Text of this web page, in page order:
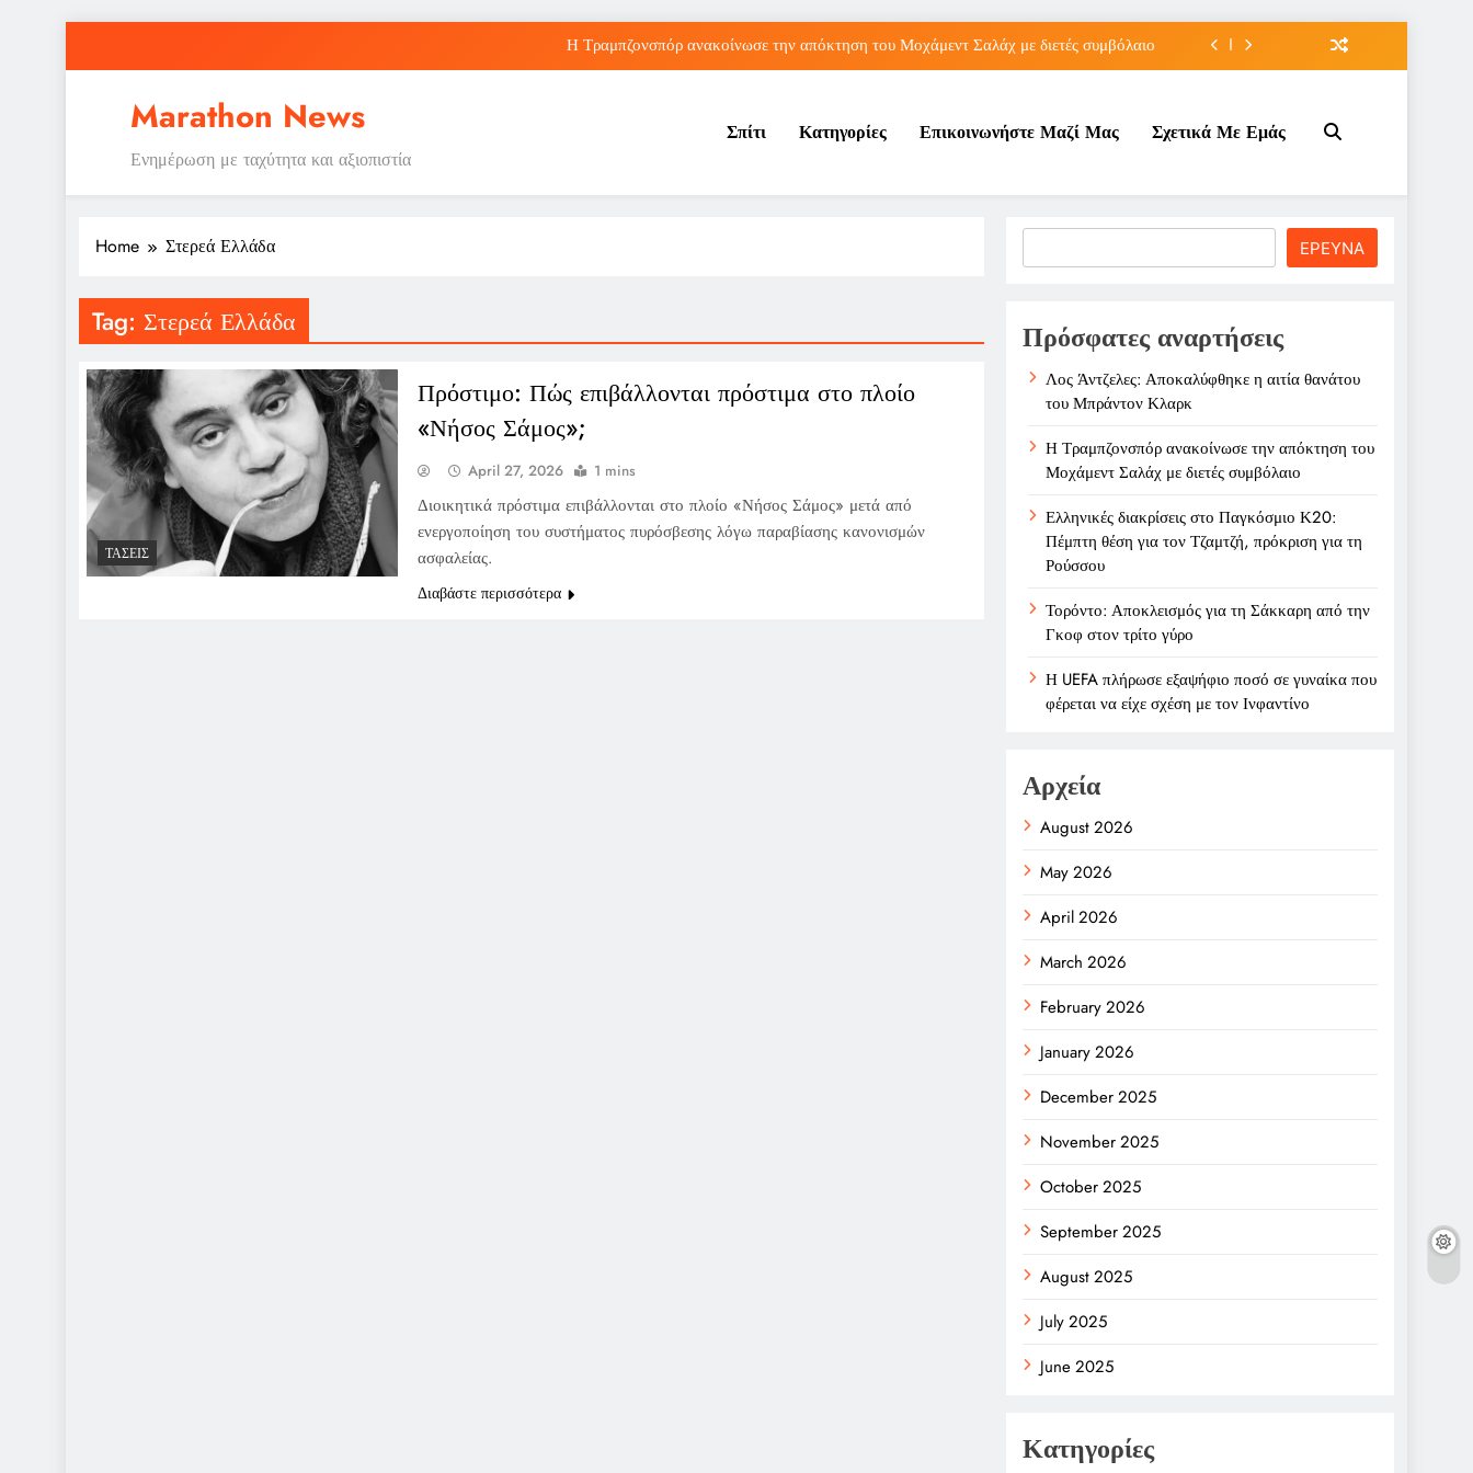
Η Τραμπζονσπόρ ανακοίνωσε την απόκτηση του Μοχάμεντ Σαλάχ με διετές συμβόλαιο
Τορόντο: Αποκλεισμός για τη Σάκκαρη από την Γκοφ στον τρίτο γύρο
Η Τραμπζονσπόρ ανακοίνωσε την απόκτηση του Μοχάμεντ Σαλάχ με διετές συμβόλαιο
Ελληνικές διακρίσεις στο Παγκόσμιο Κ20: Πέμπτη θέση για τον Τζαμτζή, πρόκριση για τη Ρούσσου
Marathon News
Ενημέρωση με ταχύτητα και αξιοπιστία
Σπίτι Κατηγορίες Επικοινωνήστε Μαζί Μας Σχετικά Με Εμάς
Home Στερεά Ελλάδα
Tag: Στερεά Ελλάδα
ΤΆΣΕΙΣ
Πρόστιμο: Πώς επιβάλλονται πρόστιμα στο πλοίο
«Νήσος Σάμος»;
April 27, 2026 1 mins
Διοικητικά πρόστιμα επιβάλλονται στο πλοίο «Νήσος Σάμος» μετά από
ενεργοποίηση του συστήματος πυρόσβεσης λόγω παραβίασης κανονισμών
ασφαλείας.
Διαβάστε περισσότερα
ΕΡΕΥΝΑ
Πρόσφατες αναρτήσεις
Λος Άντζελες: Αποκαλύφθηκε η αιτία θανάτου
του Μπράντον Κλαρκ
Η Τραμπζονσπόρ ανακοίνωσε την απόκτηση του
Μοχάμεντ Σαλάχ με διετές συμβόλαιο
Ελληνικές διακρίσεις στο Παγκόσμιο Κ20:
Πέμπτη θέση για τον Τζαμτζή, πρόκριση για τη
Ρούσσου
Τορόντο: Αποκλεισμός για τη Σάκκαρη από την
Γκοφ στον τρίτο γύρο
Η UEFA πλήρωσε εξαψήφιο ποσό σε γυναίκα που
φέρεται να είχε σχέση με τον Ινφαντίνο
Αρχεία
August 2026
May 2026
April 2026
March 2026
February 2026
January 2026
December 2025
November 2025
October 2025
September 2025
August 2025
July 2025
June 2025
Κατηγορίες